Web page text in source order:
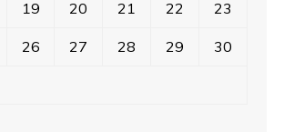
19 20 21 22 23
26 27 28 29 30